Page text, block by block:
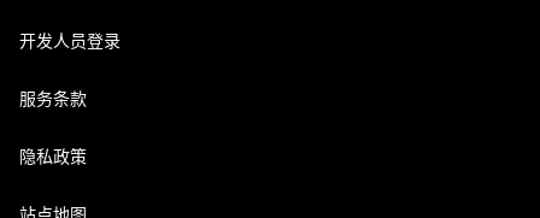
开发人员登录
服务条款
隐私政策
站点地图